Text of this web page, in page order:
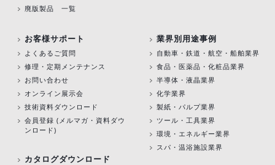
廃版製品 一覧
お客様サポート
よくあるご質問
修理・定期メンテナンス
お問い合わせ
オンライン展示会
技術資料ダウンロード
会員登録 (メルマガ・資料ダウ
ンロード)
カタログダウンロード
業界別用途事例
自動車・鉄道・航空・船舶業界
食品・医薬品・化粧品業界
半導体・液晶業界
化学業界
製紙・パルプ業界
ツール・工具業界
環境・エネルギー業界
スパ・温浴施設業界